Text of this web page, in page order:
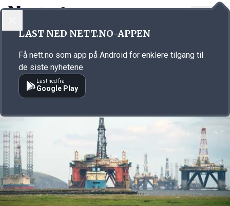
Annonsørinnhold
LAST NED NETT.NO-APPEN
Få nett.no som app på Android for enklere tilgang til
de siste nyhetene.
Last ned fra
Google Play